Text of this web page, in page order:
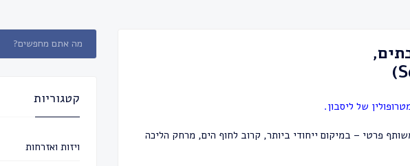
של ליסבון.
פרטי – במיקום ייחודי ביותר, קרוב לחוף הים, מרחק הליכה
קטגוריות
ויזות ואזרחות